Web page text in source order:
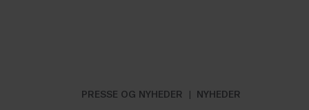
PRESSE OG NYHEDER
NYHEDER